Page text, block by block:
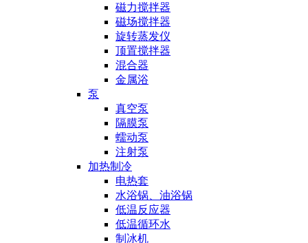
磁力搅拌器
磁场搅拌器
旋转蒸发仪
顶置搅拌器
混合器
金属浴
泵
真空泵
隔膜泵
蠕动泵
注射泵
加热制冷
电热套
水浴锅、油浴锅
低温反应器
低温循环水
制冰机